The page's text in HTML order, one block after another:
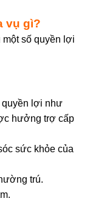
vụ gì?
số quyền lợi
quyền lợi như
hưởng trợ cấp
sức khỏe của
trú.